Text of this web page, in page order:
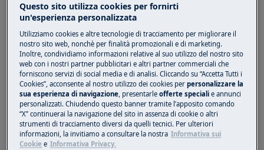
Tipologia di
imballaggio
Codice
Materiale
(da
Decisione
97/129/CE)
Indicazioni
per la
Raccolta (*)
Imballo
esterno
prodotto (**)
PAP 20 Carta
Questo sito utilizza cookies per fornirti
un'esperienza personalizzata
Utilizziamo cookies e altre tecnologie di tracciamento per migliorare il
nostro sito web, nonchè per finalità promozionali e di marketing.
Inoltre, condividiamo informazioni relative al suo utilizzo del nostro sito
web con i nostri partner pubblicitari e altri partner commerciali che
forniscono servizi di social media e di analisi. Cliccando su “Accetta Tutti i
Cookies”, acconsente al nostro utilizzo dei cookies perpersonalizzare la
sua esperienza di navigazione, presentarleofferte speciali e annunci
personalizzati. Chiudendo questo banner tramite l’apposito comando
“X” continuerai la navigazione del sito in assenza di cookie o altri
strumenti di tracciamento diversi da quelli tecnici. Per ulteriori
informazioni, la invitiamo a consultare la nostra Informativa sui
Cookie e Informativa Privacy.